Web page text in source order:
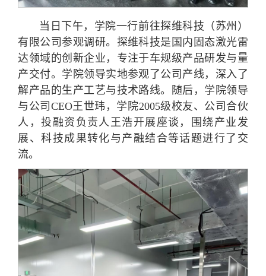
当日下午，学院一行前往探维科技（苏州）
有限公司参观调研。探维科技是国内固态激光雷
达领域的创新企业，专注于车规级产品研发与量
产交付。学院领导实地参观了公司产线，深入了
解产品的生产工艺与技术路线。随后，学院领导
与公司CEO王世玮，学院2005级校友、公司合伙
人，投融资负责人王浩开展座谈，围绕产业发
展、科技成果转化与产融结合等话题进行了交
流。